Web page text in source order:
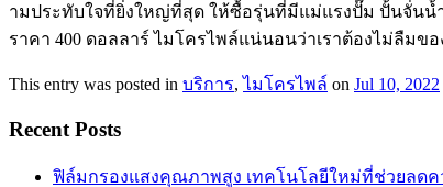
ามประทับใจที่ยิ่งใหญ่ที่สุด ให้ซื้อรุ่นที่มีแม่แรงปั๊ม ปั้นจั่นน้
ราคา 400 ดอลลาร์ ไมโครไพล์แน่นอนว่าเราต้องไม่ลืม
This entry was posted in บริการ,ไมโครไพล์ on Jul 10, 2022
Recent Posts
ฟิล์มกรองแสงคุณภาพสูง เทคโนโลยีใหม่ที่ช่วยลด